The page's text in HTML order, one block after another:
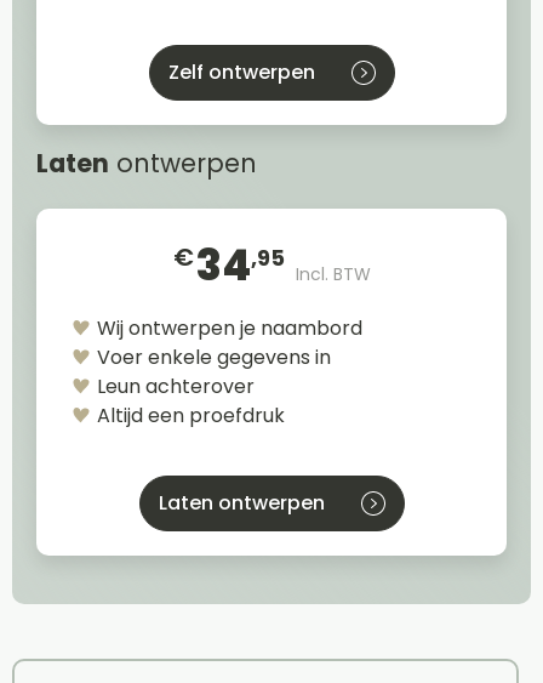
Zelf ontwerpen
Laten ontwerpen
€34,95
Incl. BTW
Wij ontwerpen je naambord
Voer enkele gegevens in
Leun achterover
Altijd een proefdruk
Laten ontwerpen